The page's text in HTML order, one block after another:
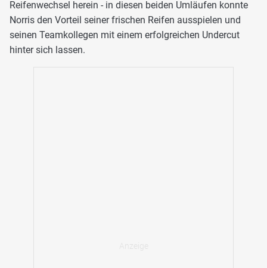
Reifenwechsel herein - in diesen beiden Umläufen konnte
Norris den Vorteil seiner frischen Reifen ausspielen und
seinen Teamkollegen mit einem erfolgreichen Undercut
hinter sich lassen.